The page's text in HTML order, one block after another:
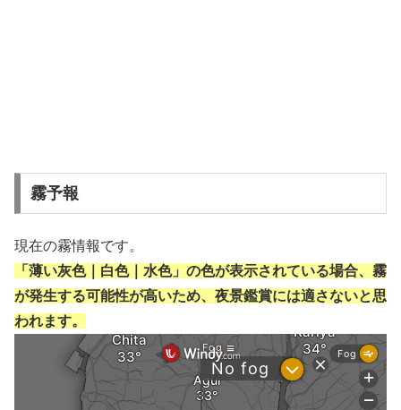
霧予報
現在の霧情報です。
「薄い灰色｜白色｜水色」の色が表示されている場合、霧
が発生する可能性が高いため、夜景鑑賞には適さないと思
われます。